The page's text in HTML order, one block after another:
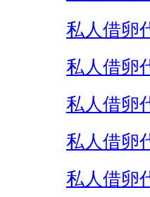
私人借卵
私人借卵
私人借卵
私人借卵
私人借卵